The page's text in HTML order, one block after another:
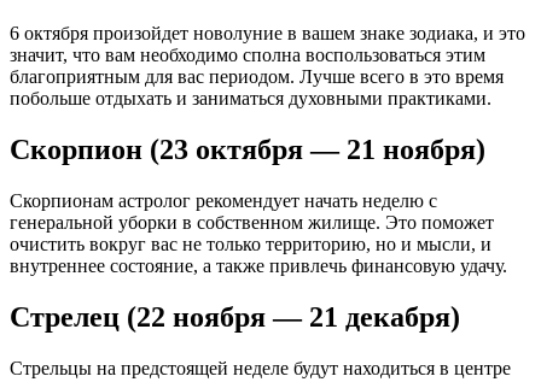
6 октября произойдет новолуние в вашем знаке зодиака, и это
значит, что вам необходимо сполна воспользоваться этим
благоприятным для вас периодом. Лучше всего в это время
побольше отдыхать и заниматься духовными практиками.
Скорпион (23 октября — 21 ноября)
Скорпионам астролог рекомендует начать неделю с
генеральной уборки в собственном жилище. Это поможет
очистить вокруг вас не только территорию, но и мысли, и
внутреннее состояние, а также привлечь финансовую удачу.
Стрелец (22 ноября — 21 декабря)
Стрельцы на предстоящей неделе будут находиться в центре